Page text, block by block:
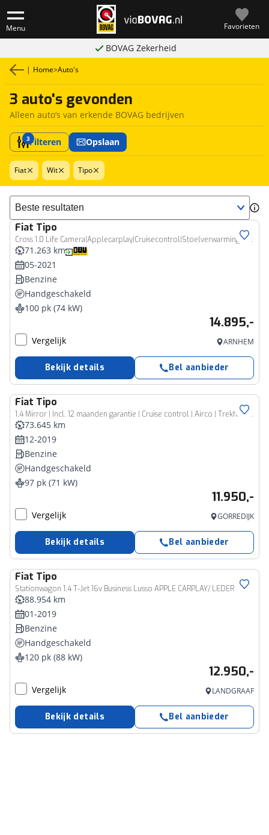
Menu Favorieten
BOVAG Zekerheid
| Home>Auto's
3 auto's gevonden
Alleen auto’s van erkende BOVAG bedrijven
3Filteren Opslaan
Fiat Wit Tipo
Sorteer resultaten
Fiat Tipo
Cross 1.0 Life Camera|Applecarplay|Cruisecontrol|Stoelverwarming|Navi
71.263 km
05-2021
Benzine
Handgeschakeld
100 pk (74 kW)
14.895,-
Vergelijk ARNHEM
Bekijk details Bel aanbieder
Fiat Tipo
1.4 Mirror | Incl. 12 maanden garantie | Cruise control | Airco | Trekhaak | DAB radio | navigatie | Bluetooth | Parkeercamera |
73.645 km
12-2019
Benzine
Handgeschakeld
97 pk (71 kW)
11.950,-
Vergelijk GORREDIJK
Bekijk details Bel aanbieder
Fiat Tipo
Stationwagon 1.4 T-Jet 16v Business Lusso APPLE CARPLAY/ LEDER
88.954 km
01-2019
Benzine
Handgeschakeld
120 pk (88 kW)
12.950,-
Vergelijk LANDGRAAF
Bekijk details Bel aanbieder